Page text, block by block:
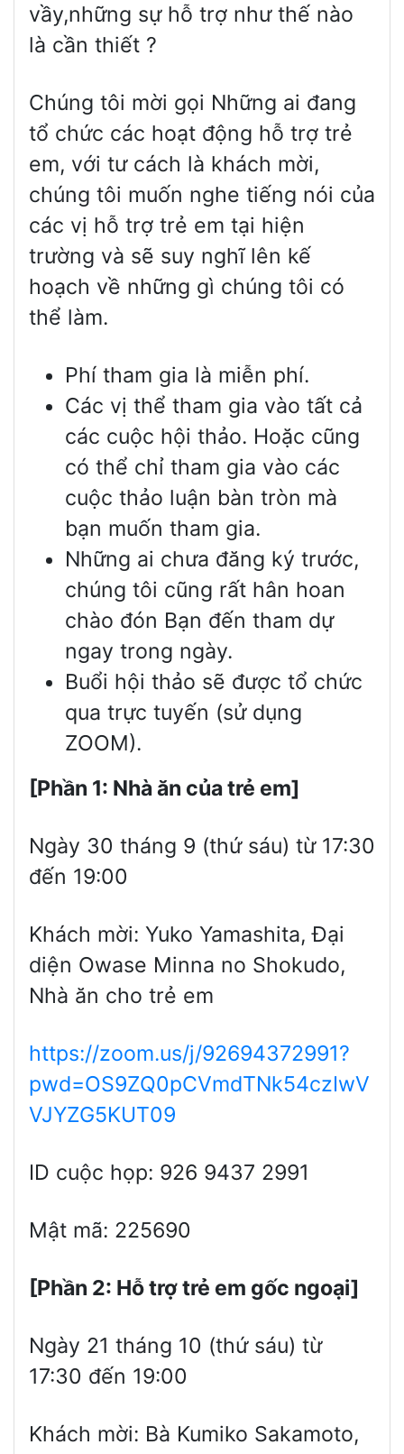
vầy,những sự hỗ trợ như thế nào
là cần thiết ?
Chúng tôi mời gọi Những ai đang
tổ chức các hoạt động hỗ trợ trẻ
em, với tư cách là khách mời,
chúng tôi muốn nghe tiếng nói của
các vị hỗ trợ trẻ em tại hiện
trường và sẽ suy nghĩ lên kế
hoạch về những gì chúng tôi có
thể làm.
Phí tham gia là miễn phí.
Các vị thể tham gia vào tất cả
các cuộc hội thảo. Hoặc cũng
có thể chỉ tham gia vào các
cuộc thảo luận bàn tròn mà
bạn muốn tham gia.
Những ai chưa đăng ký trước,
chúng tôi cũng rất hân hoan
chào đón Bạn đến tham dự
ngay trong ngày.
Buổi hội thảo sẽ được tổ chức
qua trực tuyến (sử dụng
ZOOM).
[Phần 1: Nhà ăn của trẻ em]
Ngày 30 tháng 9 (thứ sáu) từ 17:30
đến 19:00
Khách mời: Yuko Yamashita, Đại
diện Owase Minna no Shokudo,
Nhà ăn cho trẻ em
https://zoom.us/j/92694372991?
pwd=OS9ZQ0pCVmdTNk54czIwV
VJYZG5KUT09
ID cuộc họp: 926 9437 2991
Mật mã: 225690
[Phần 2: Hỗ trợ trẻ em gốc ngoại]
Ngày 21 tháng 10 (thứ sáu) từ
17:30 đến 19:00
Khách mời: Bà Kumiko Sakamoto,